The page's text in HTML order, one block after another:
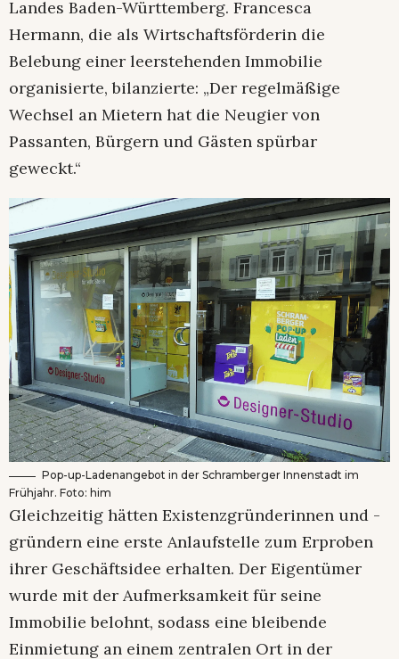
Landes Baden-Württemberg. Francesca
Hermann, die als Wirtschaftsförderin die
Belebung einer leerstehenden Immobilie
organisierte, bilanzierte: „Der regelmäßige
Wechsel an Mietern hat die Neugier von
Passanten, Bürgern und Gästen spürbar
geweckt.“
Pop-up-Ladenangebot in der Schramberger Innenstadt im
Frühjahr. Foto: him
Gleichzeitig hätten Existenzgründerinnen und -
gründern eine erste Anlaufstelle zum Erproben
ihrer Geschäftsidee erhalten. Der Eigentümer
wurde mit der Aufmerksamkeit für seine
Immobilie belohnt, sodass eine bleibende
Einmietung an einem zentralen Ort in der